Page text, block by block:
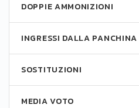
DOPPIE AMMONIZIONI
INGRESSI DALLA PANCHINA
SOSTITUZIONI
MEDIA VOTO